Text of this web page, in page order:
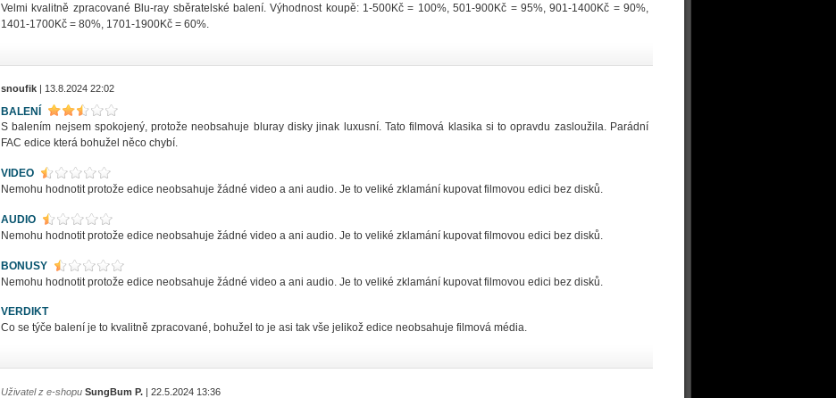
Velmi kvalitně zpracované Blu-ray sběratelské balení. Výhodnost koupě: 1-500Kč = 100%, 501-900Kč = 95%, 901-1400Kč = 90%,
1401-1700Kč = 80%, 1701-1900Kč = 60%.
snoufik | 13.8.2024 22:02
BALENÍ
S balením nejsem spokojený, protože neobsahuje bluray disky jinak luxusní. Tato filmová klasika si to opravdu zasloužila. Parádní
FAC edice která bohužel něco chybí.
VIDEO
Nemohu hodnotit protože edice neobsahuje žádné video a ani audio. Je to veliké zklamání kupovat filmovou edici bez disků.
AUDIO
Nemohu hodnotit protože edice neobsahuje žádné video a ani audio. Je to veliké zklamání kupovat filmovou edici bez disků.
BONUSY
Nemohu hodnotit protože edice neobsahuje žádné video a ani audio. Je to veliké zklamání kupovat filmovou edici bez disků.
VERDIKT
Co se týče balení je to kvalitně zpracované, bohužel to je asi tak vše jelikož edice neobsahuje filmová média.
Uživatel z e-shopu SungBum P. | 22.5.2024 13:36